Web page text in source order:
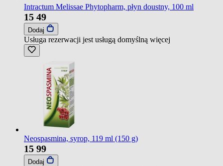
Intractum Melissae Phytopharm, płyn doustny, 100 ml
15 49
Dodaj
Usługa rezerwacji jest usługą domyślną więcej
Neospasmina, syrop, 119 ml (150 g)
15 99
Dodaj